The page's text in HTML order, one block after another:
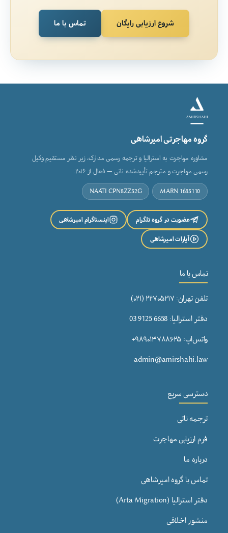
شروع ارزیابی رایگان تماس با ما
گروه مهاجرتی امیرشاهی
مشاوره مهاجرت به استرالیا و ترجمه رسمی مدارک، زیر نظر مستقیم وکیل
رسمی مهاجرت و مترجم تأییدشده ناتی — فعال از ۲۰۱۶.
MARN 1685110
NAATI CPN8ZZ52G
عضویت در گروه تلگرام اینستاگرام امیرشاهی
آپارات امیرشاهی
تماس با ما
تلفن تهران: ۲۲۷۰۵۲۱۷ (۰۲۱)
دفتر استرالیا: 6658 9125 03
واتس‌اپ: ۹۸۹۰۱۳۷۸۸۶۲۵+
admin@amirshahi.law
دسترسی سریع
ترجمه ناتی
فرم ارزیابی مهاجرت
درباره ما
تماس با گروه امیرشاهی
دفتر استرالیا (Arta Migration)
منشور اخلاقی